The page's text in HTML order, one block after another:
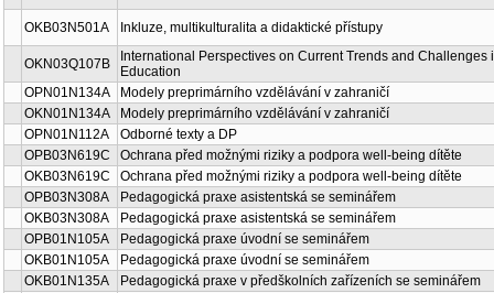
OKB03N501A Inkluze, multikulturalita a didaktické přístupy
OKN03Q107B
International Perspectives on Current Trends and Challenges
Education
OPN01N134A
Modely preprimárního vzdělávání v zahraničí
OKN01N134A
Modely preprimárního vzdělávání v zahraničí
OPN01N112A
Odborné texty a DP
OPB03N619C
Ochrana před možnými riziky a podpora well-being dítěte
OKB03N619C
Ochrana před možnými riziky a podpora well-being dítěte
OPB03N308A
Pedagogická praxe asistentská se seminářem
OKB03N308A
Pedagogická praxe asistentská se seminářem
OPB01N105A
Pedagogická praxe úvodní se seminářem
OKB01N105A
Pedagogická praxe úvodní se seminářem
OKB01N135A
Pedagogická praxe v předškolních zařízeních se seminářem